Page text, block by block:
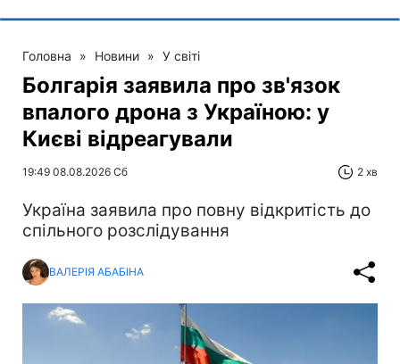
Головна » Новини » У світі
Болгарія заявила про зв'язок
впалого дрона з Україною: у
Києві відреагували
19:49 08.08.2026 Сб 2 хв
Україна заявила про повну відкритість до
спільного розслідування
ВАЛЕРІЯ АБАБІНА